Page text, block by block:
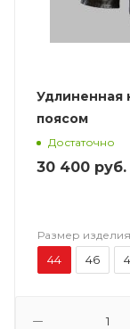
Удлиненная
поясом
Достаточно
30 400 руб.
Размер изделия
44 46